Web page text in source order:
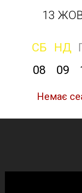
13
СБ НД
08
09
Немає